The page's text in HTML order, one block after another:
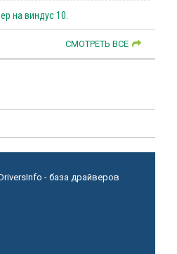
на виндус 10.
СМОТРЕТЬ ВСЕ
- база драйверов